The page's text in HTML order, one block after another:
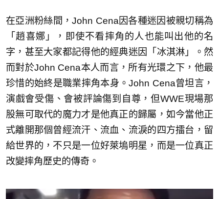
在亞洲粉絲間，John Cena因各種迷因被親切稱為
「趙喜娜」，即使不看摔角的人也能叫出他的名
字，甚至大家都記得他的經典迷因「冰淇淋」。然
而對於John Cena本人而言，所有光環之下，他最
珍惜的始終是職業摔角本身。John Cena曾坦言，
演戲會受傷、會被評論傷到自尊，但WWE現場那
股無可取代的魔力才是他真正的歸屬，如今當他正
式離開那個曾經流汗、流血、流淚的四方擂台，留
給世界的，不只是一位好萊塢明星，而是一位真正
改變摔角歷史的傳奇。